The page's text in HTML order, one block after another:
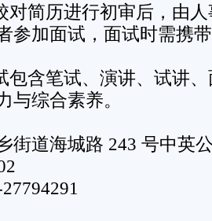
对简历进行初审后，由
参加面试，面试时需携
包含笔试、演讲、试讲
与综合素养。
街道海城路 243 号中英